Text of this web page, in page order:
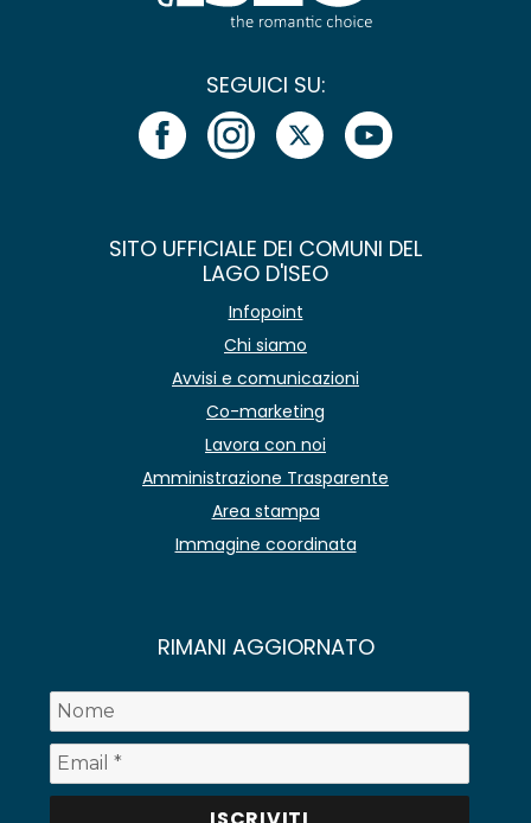
SEGUICI SU:
SITO UFFICIALE DEI COMUNI DEL
LAGO D'ISEO
Infopoint
Chi siamo
Avvisi e comunicazioni
Co-marketing
Lavora con noi
Amministrazione Trasparente
Area stampa
Immagine coordinata
RIMANI AGGIORNATO